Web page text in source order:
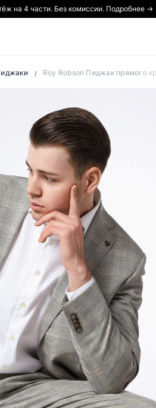
на 4 части. Без комиссии. Подробнее →
Roy Robson Пиджак прямого